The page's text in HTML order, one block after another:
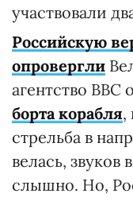
участвовали
Российскую
опровергли
агентство BBC
борта корабля,
стрельба в
велась, звуков
слышно. Но,